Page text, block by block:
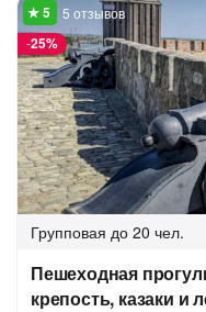
-25%
5 отзывов
Групповая до 20 чел.
Пешеходная
крепость, казаки и